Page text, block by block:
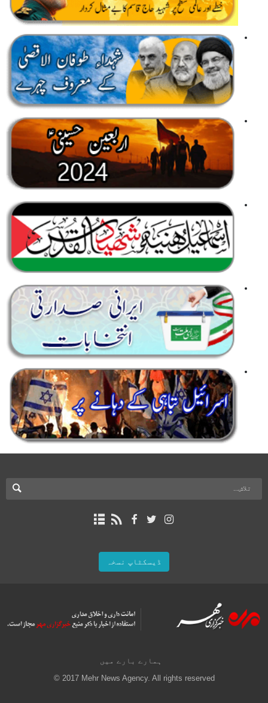
ڈیسکٹاپ نسخہ
ہمارے بارے میں
© 2017 Mehr News Agency. All rights reserved